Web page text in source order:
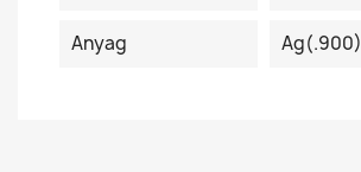
Anyag Ag(.900)